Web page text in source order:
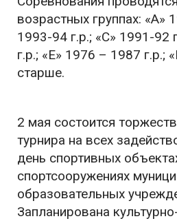
возрастных группах: «А»
1993-94 г.р.; «С» 1991-92
г.р.; «E» 1976 – 1987 г.р.;
старше.
2 мая состоится
турнира на всех
день спортивных
спортсооружениях
образовательных
Запланирована